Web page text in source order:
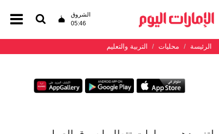
الشروق
05:46
الرئيسة محليات التربية والتعليم